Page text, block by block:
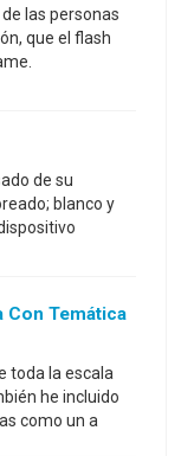
las personas
que el flash
de su
blanco y
Con Temática
toda la escala
he incluido
como un a